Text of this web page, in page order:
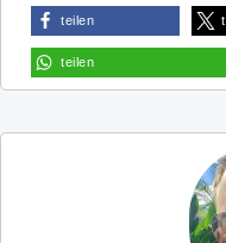
teilen
teilen